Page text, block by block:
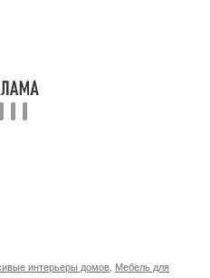
интерьеры домов Мебель для